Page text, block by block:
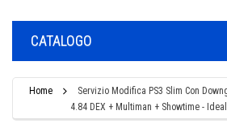
CATALOGO
Home
Servizio Modifica PS3 Slim Con
4.84 DEX + Multiman + Showtime -